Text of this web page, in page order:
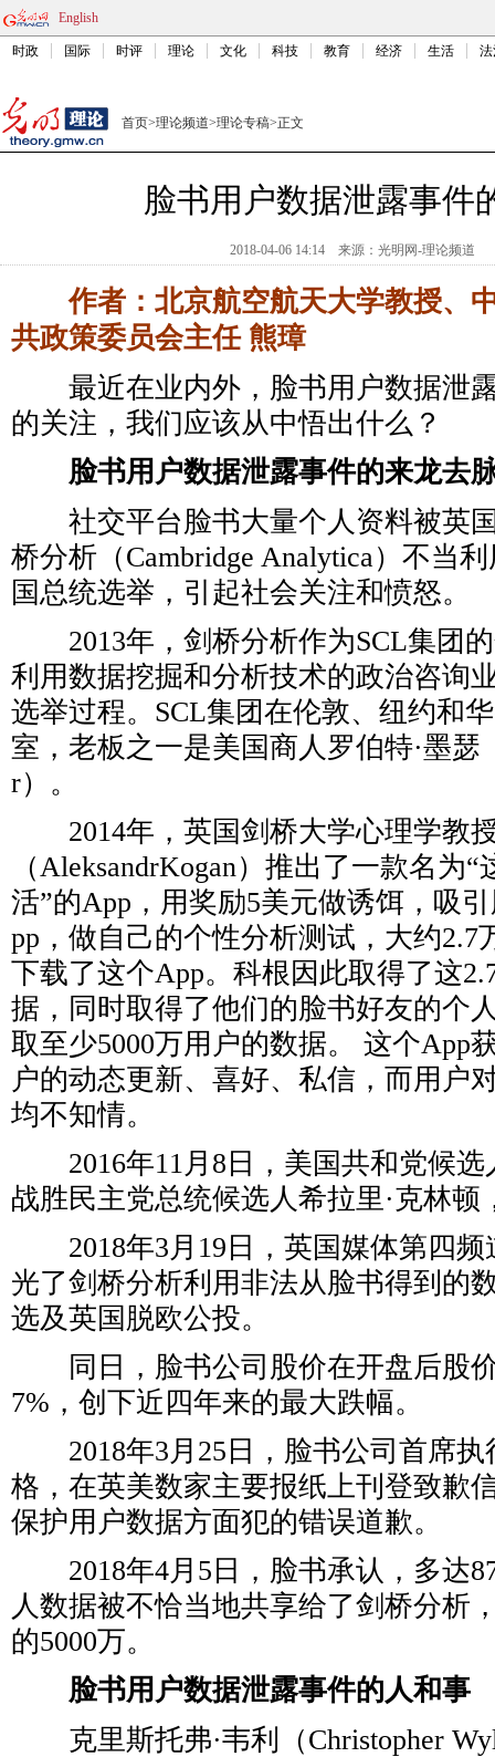
English
时政 国际 时评 理论 文化 科技 教育 经济 生活
首页>理论频道>理论专稿>正文
脸书用户数据泄露事件
2018-04-06 14:14 来源： 光明网-理论频道
作者：北京航空航天大学教授、
共政策委员会主任 熊璋
最近在业内外，脸书用户数据泄
的关注，我们应该从中悟出什么？
脸书用户数据泄露事件的来龙去
社交平台脸书大量个人资料被英
桥分析（Cambridge Analytica）不当
国总统选举，引起社会关注和愤怒。
2013年，剑桥分析作为SCL集团的
利用数据挖掘和分析技术的政治咨询
选举过程。SCL集团在伦敦、纽约和
室，老板之一是美国商人罗伯特·墨瑟
r）。
2014年，英国剑桥大学心理学教授
（AleksandrKogan）推出了一款名为
活”的App，用奖励5美元做诱饵，吸
pp，做自己的个性分析测试，大约2.7
下载了这个App。科根因此取得了这
据，同时取得了他们的脸书好友的个
取至少5000万用户的数据。 这个App
户的动态更新、喜好、私信，而用户
均不知情。
2016年11月8日，美国共和党候选
战胜民主党总统候选人希拉里·克林顿
2018年3月19日，英国媒体第四频
光了剑桥分析利用非法从脸书得到的
选及英国脱欧公投。
同日，脸书公司股价在开盘后股
7%，创下近四年来的最大跌幅。
2018年3月25日，脸书公司首席执
格，在英美数家主要报纸上刊登致歉
保护用户数据方面犯的错误道歉。
2018年4月5日，脸书承认，多达
人数据被不恰当地共享给了剑桥分析
的5000万。
脸书用户数据泄露事件的人和事
克里斯托弗·韦利（Christopher